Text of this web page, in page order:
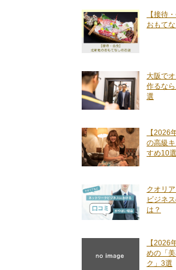
【接待
おもて
大阪で
作るな
選
【2026
の高級
すめ10選
クオリ
ビジネ
は？
【2026
めの「
ク」3選